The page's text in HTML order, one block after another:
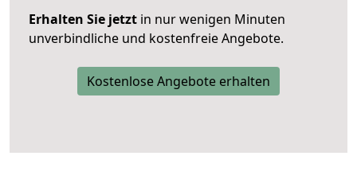
Erhalten Sie jetzt in nur wenigen Minuten
unverbindliche und kostenfreie Angebote.
Kostenlose Angebote erhalten